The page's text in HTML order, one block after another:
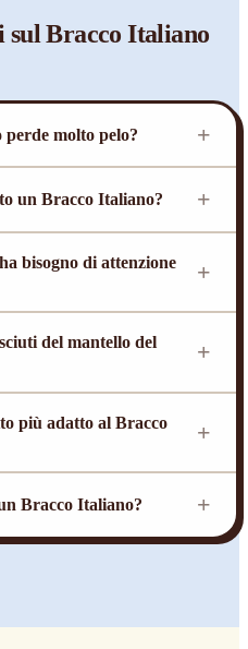
sulBracco Italiano
molto pelo? +
un Bracco Italiano? +
bisogno di attenzione
+
del mantello del
+
più adatto al Bracco
+
Bracco Italiano? +